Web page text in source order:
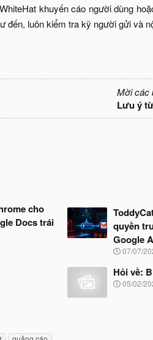
khuyến cáo người dùng
đến, luôn kiểm tra kỹ người gửi và
Mời các
Lưu ý
cho
Docs trái
quyền
Google
N
à
y
b
07/07/
Hỏi về:
N
05/02/